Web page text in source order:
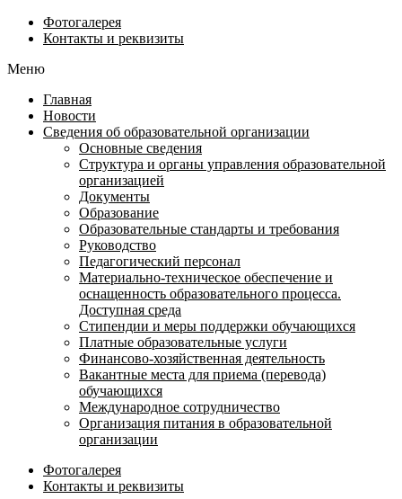
Фотогалерея
Контакты и реквизиты
Меню
Главная
Новости
Сведения об образовательной организации
Основные сведения
Структура и органы управления образовательной
организацией
Документы
Образование
Образовательные стандарты и требования
Руководство
Педагогический персонал
Материально-техническое обеспечение и
оснащенность образовательного процесса.
Доступная среда
Стипендии и меры поддержки обучающихся
Платные образовательные услуги
Финансово-хозяйственная деятельность
Вакантные места для приема (перевода)
обучающихся
Международное сотрудничество
Организация питания в образовательной
организации
Фотогалерея
Контакты и реквизиты